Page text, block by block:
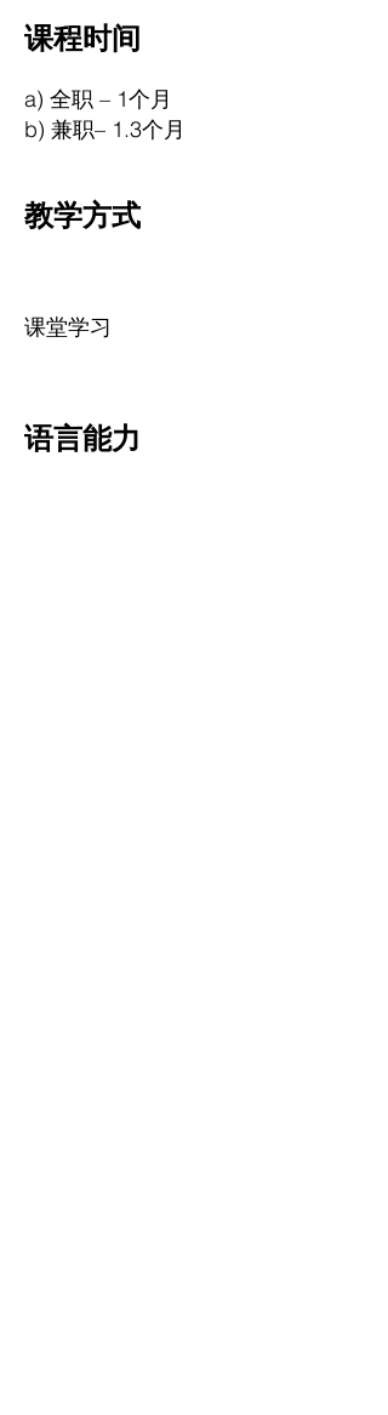
课程时间
a) 全职 – 1个月
b) 兼职– 1.3个月
教学方式
课堂学习
语言能力